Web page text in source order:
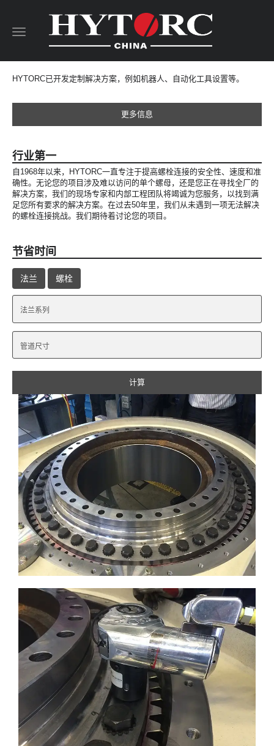
Toggle
HYTORC已开发定制解决方案，例如机器人、自动化工具设置等。
更多信息
行业第一
自1968年以来，HYTORC一直专注于提高螺栓连接的安全性、速度和准
确性。无论您的项目涉及难以访问的单个螺母，还是您正在寻找全厂的
解决方案，我们的现场专家和内部工程团队将竭诚为您服务，以找到满
足您所有要求的解决方案。在过去50年里，我们从未遇到一项无法解决
的螺栓连接挑战。我们期待着讨论您的项目。
节省时间
法兰 螺栓
计算